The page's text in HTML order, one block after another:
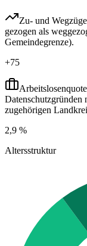
Zu- und Wegzüge
gezogen als
Gemeindegrenze).
+75
Arbeitslosenquote
zugehörigen
2,9 %
Altersstruktur